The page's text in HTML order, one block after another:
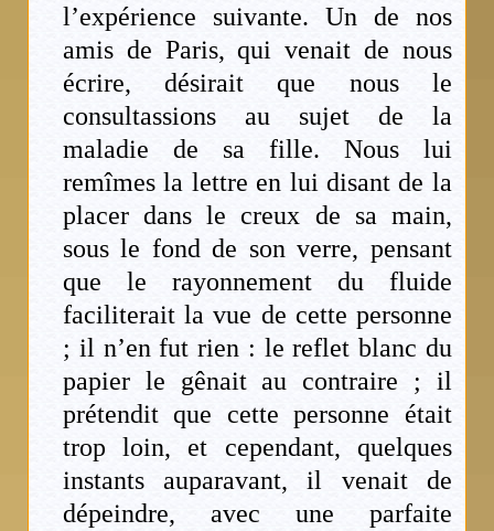
l’expérience suivante. Un de nos
amis de Paris, qui venait de nous
écrire, désirait que nous le
consultassions au sujet de la
maladie de sa fille. Nous lui
remîmes la lettre en lui disant de la
placer dans le creux de sa main,
sous le fond de son verre, pensant
que le rayonnement du fluide
faciliterait la vue de cette personne
; il n’en fut rien : le reflet blanc du
papier le gênait au contraire ; il
prétendit que cette personne était
trop loin, et cependant, quelques
instants auparavant, il venait de
dépeindre, avec une parfaite